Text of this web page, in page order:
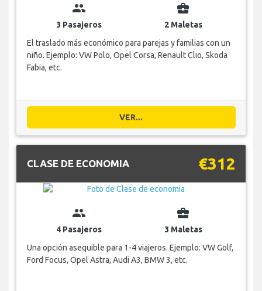
group
3 Pasajeros
business_center
2 Maletas
El traslado más económico para parejas y familias con un
niño. Ejemplo: VW Polo, Opel Corsa, Renault Clio, Skoda
Fabia, etc.
VER...
CLASE DE ECONOMIA €312
group
4 Pasajeros
business_center
3 Maletas
Una opción asequible para 1-4 viajeros. Ejemplo: VW Golf,
Ford Focus, Opel Astra, Audi A3, BMW 3, etc.